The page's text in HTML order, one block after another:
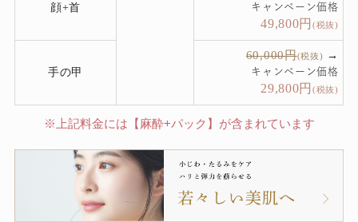
顔+首 キャンペーン価格
49,800円(税抜)
手の甲
60,000円(税抜) →
キャンペーン価格
29,800円(税抜)
※上記料金には【麻酔+パック】が含まれています